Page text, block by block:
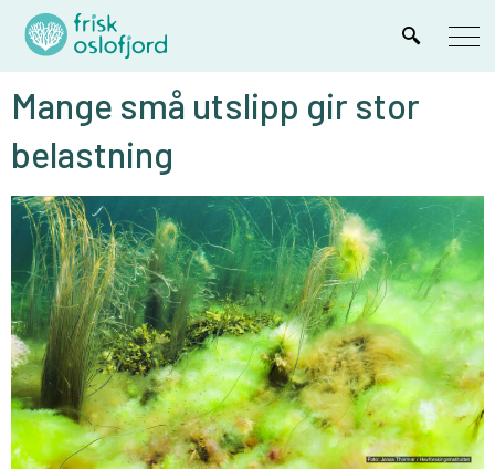
Mange små utslipp gir stor
belastning